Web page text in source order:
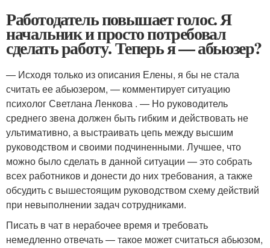
Работодатель повышает голос. Я
начальник и просто потребовал
сделать работу. Теперь я — абьюзер?
— Исходя только из описания Елены, я бы не стала
считать ее абьюзером, — комментирует ситуацию
психолог Светлана Ленкова . — Но руководитель
среднего звена должен быть гибким и действовать не
ультимативно, а выстраивать цепь между высшим
руководством и своими подчиненными. Лучшее, что
можно было сделать в данной ситуации — это собрать
всех работников и донести до них требования, а также
обсудить с вышестоящим руководством схему действий
при невыполнении задач сотрудниками.
Писать в чат в нерабочее время и требовать
немедленно отвечать — такое может считаться абьюзом,